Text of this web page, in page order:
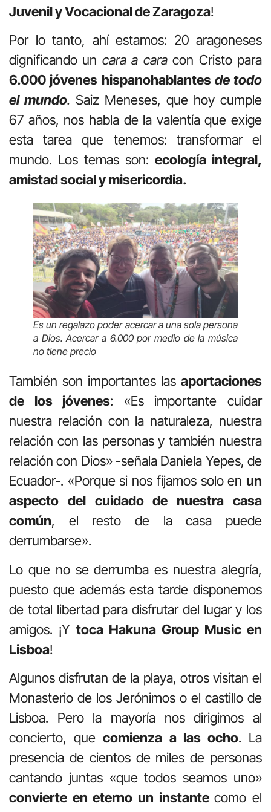
Juvenil y Vocacional de Zaragoza!
Por lo tanto, ahí estamos: 20 aragoneses
dignificando un cara a caracon Cristo para
6.000 jóvenes hispanohablantes de todo
el mundo. Saiz Meneses, que hoy cumple
67 años, nos habla de la valentía que exige
esta tarea que tenemos: transformar el
mundo. Los temas son: ecología integral,
amistad social y misericordia.
Es un regalazo poder acercar a una sola persona
a Dios. Acercar a 6.000 por medio de la música
no tiene precio
También son importantes las aportaciones
de los jóvenes: «Es importante cuidar
nuestra relación con la naturaleza, nuestra
relación con las personas y también nuestra
relación con Dios» -señala Daniela Yepes, de
Ecuador-. «Porque si nos fijamos solo en un
aspecto del cuidado de nuestra casa
común, el resto de la casa puede
derrumbarse».
Lo que no se derrumba es nuestra alegría,
puesto que además esta tarde disponemos
de total libertad para disfrutar del lugar y los
amigos. ¡Y toca Hakuna Group Music en
Lisboa!
Algunos disfrutan de la playa, otros visitan el
Monasterio de los Jerónimos o el castillo de
Lisboa. Pero la mayoría nos dirigimos al
concierto, quecomienza a las ocho. La
presencia de cientos de miles de personas
cantando juntas «que todos seamos uno»
convierte en eterno un instantecomo el